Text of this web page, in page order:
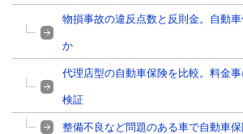
物損事故の違反点数と反則金。自動
か
代理店型の自動車保険を比較。料金
検証
整備不良など問題のある車で自動車保